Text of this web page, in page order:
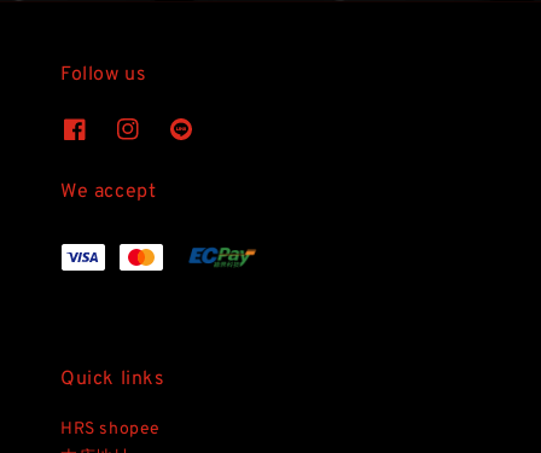
Follow us
We accept
Quick links
HRS shopee